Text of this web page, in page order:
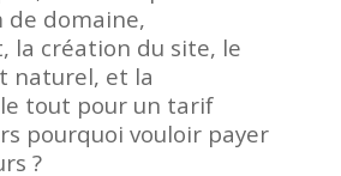
de domaine,
la création du site, le
naturel, et la
tout pour un tarif
pourquoi vouloir payer
?